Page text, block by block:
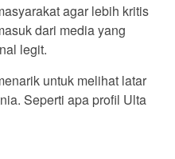
agar lebih kritis
dari media yang
legit.
untuk melihat latar
Seperti apa profil Ulta